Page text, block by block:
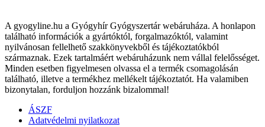
A gyogyline.hu a Gyógyhír Gyógyszertár webáruháza. A honlapon
található információk a gyártóktól, forgalmazóktól, valamint
nyilvánosan fellelhető szakkönyvekből és tájékoztatókból
származnak. Ezek tartalmáért webáruházunk nem vállal felelősséget.
Minden esetben figyelmesen olvassa el a termék csomagolásán
található, illetve a termékhez mellékelt tájékoztatót. Ha valamiben
bizonytalan, forduljon hozzánk bizalommal!
ÁSZF
Adatvédelmi nyilatkozat